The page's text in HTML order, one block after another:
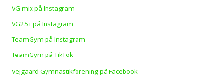
VG mix på Instagram
VG25+ på Instagram
TeamGym på Instagram
TeamGym på TikTok
Vejgaard Gymnastikforening på Facebook